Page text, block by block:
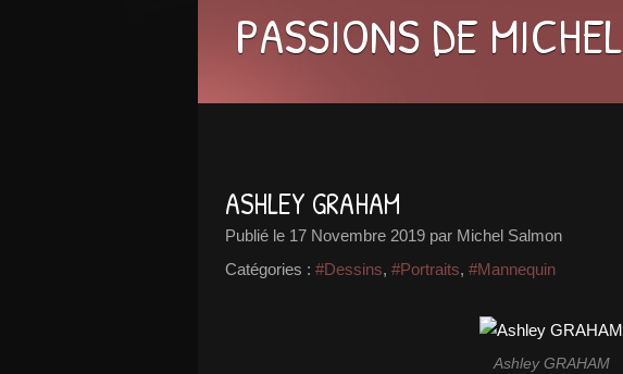
PASSIONS DE MICHEL
ASHLEY GRAHAM
Publié le 17 Novembre 2019 par Michel Salmon
Catégories : #Dessins, #Portraits, #Mannequin
Ashley GRAHAM